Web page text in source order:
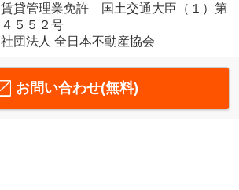
賃貸管理業免許 国土交通大臣（１）第
４５５２号
社団法人 全日本不動産協会
お問い合わせ(無料)